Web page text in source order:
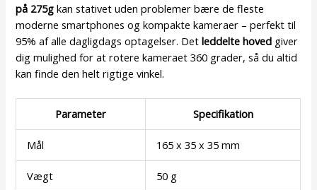
på 275g kan stativet uden problemer bære de fleste
moderne smartphones og kompakte kameraer – perfekt til
95% af alle dagligdags optagelser. Detleddelte hoved giver
dig mulighed for at rotere kameraet 360 grader, så du altid
kan finde den helt rigtige vinkel.
Parameter Specifikation
Mål 165 x 35 x 35 mm
Vægt 50 g